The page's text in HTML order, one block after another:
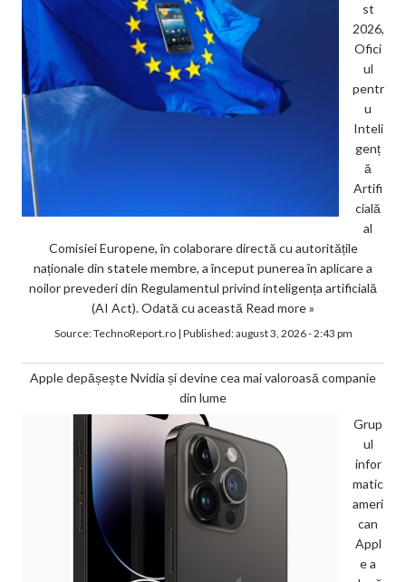
st
2026,
Ofici
ul
pentr
u
Inteli
genț
ă
Artifi
cială
al
Comisiei Europene, în colaborare directă cu autoritățile
naționale din statele membre, a început punerea în aplicare a
noilor prevederi din Regulamentul privind inteligența artificială
(AI Act). Odată cu această Read more »
Source:TechnoReport.ro| Published:august 3, 2026 - 2:43 pm
Apple depășește Nvidia și devine cea mai valoroasă companie
din lume
Grup
ul
infor
matic
ameri
can
Appl
e a